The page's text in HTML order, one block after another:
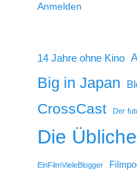
Anmelden
14 Jahre ohne Kino
Big in Japan
CrossCast Der
Die
EinFilmVieleBlogger